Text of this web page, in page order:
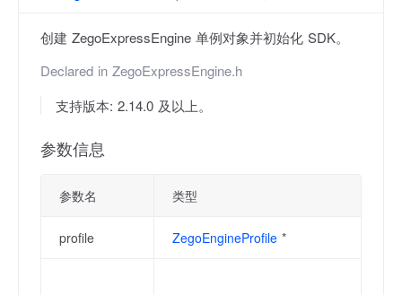
创建 ZegoExpressEngine 单例对象并初始化 SDK。
Declared in ZegoExpressEngine.h
支持版本: 2.14.0 及以上。
参数信息
参数名 类型
profile ZegoEngineProfile *